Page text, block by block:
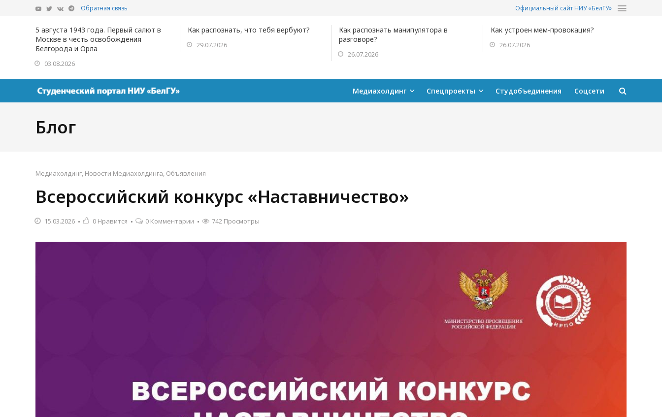
Обратная связь Официальный сайт НИУ «БелГУ»
5 августа 1943 года. Первый салют в
Москве в честь освобождения
Белгорода и Орла
03.08.2026
Как распознать, что тебя вербуют?
29.07.2026
Как распознать манипулятора в
разговоре?
26.07.2026
Как устроен мем-провокация?
26.07.2026
Медиахолдинг Спецпроекты Студобъединения Соцсети
Блог
Медиахолдинг, Новости Медиахолдинга, Объявления
Всероссийский конкурс «Наставничество»
15.03.2026 0 Нравится 0 Комментарии 742 Просмотры